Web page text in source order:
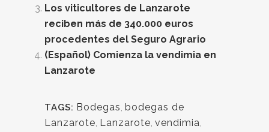
Los viticultores de Lanzarote
reciben más de 340.000 euros
procedentes del Seguro Agrario
(Español) Comienza la vendimia en
Lanzarote
TAGS: Bodegas, bodegas de
Lanzarote, Lanzarote, vendimia,